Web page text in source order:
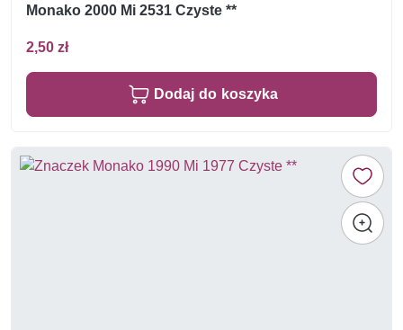
Monako 2000 Mi 2531 Czyste **
2,50 zł
Dodaj do koszyka